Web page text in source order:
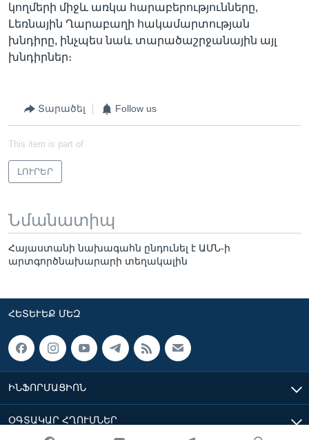
կողմերի միջև առկա հարաբերությունները,
Լեռնային Ղարաբաղի հակամարտության
խնդիրը, ինչպես նաև տարածաշրջանային այլ
խնդիրներ։
Տարածել Follow us
This item is part of
ԼՈՒՐԵՐ
Նմանատիպ
Հայաստանի նախագահն ընդունել է ԱՄՆ-ի
արտգործնախարարի տեղակալին
ՀԵՏԵՒԵՔ ՄԵԶ
ԻՆՖՈՐՄԱՑԻՈՆ
ՕԳՏԱԿԱՐ ՀՂՈՒՄՆԵՐ